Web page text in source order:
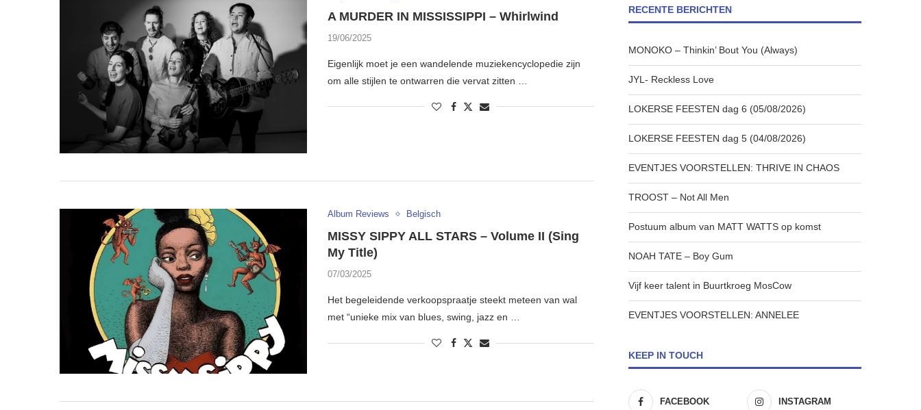
A MURDER IN MISSISSIPPI – Whirlwind
19/06/2025
Eigenlijk moet je een wandelende muziekencyclopedie zijn
om alle stijlen te ontwarren die vervat zitten …
Album Reviews Belgisch
MISSY SIPPY ALL STARS – Volume II (Sing
My Title)
07/03/2025
Het begeleidende verkoopspraatje steekt meteen van wal
met “unieke mix van blues, swing, jazz en …
RECENTE BERICHTEN
MONOKO – Thinkin’ Bout You (Always)
JYL- Reckless Love
LOKERSE FEESTEN dag 6 (05/08/2026)
LOKERSE FEESTEN dag 5 (04/08/2026)
EVENTJES VOORSTELLEN: THRIVE IN CHAOS
TROOST – Not All Men
Postuum album van MATT WATTS op komst
NOAH TATE – Boy Gum
Vijf keer talent in Buurtkroeg MosCow
EVENTJES VOORSTELLEN: ANNELEE
KEEP IN TOUCH
FACEBOOK INSTAGRAM